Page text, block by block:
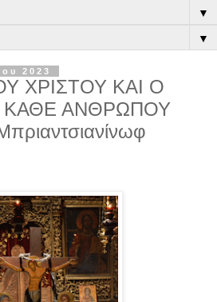
▼
▼
2023
ΧΡΙΣΤΟΥ ΚΑΙ Ο
ΚΑΘΕ ΑΝΘΡΩΠΟΥ